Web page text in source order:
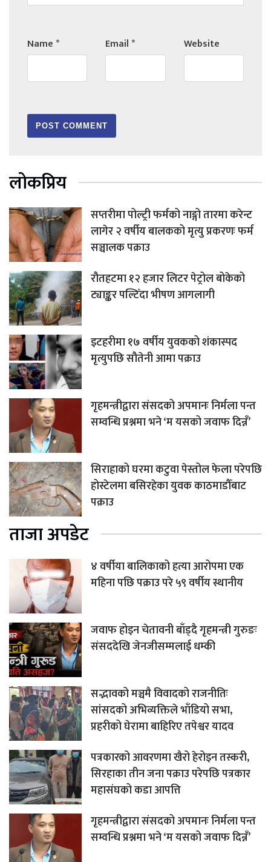
Name* Email* Website
लोकप्रिय
सप्तरीमा पोल्ट्री फर्मको नाङ्गो तारमा करेन्ट
लागेर २ वर्षीय बालकको मृत्यु प्रकरणः फर्म
सञ्चालक पक्राउ
रौतहटमा १२ हजार लिटर पेट्रोल बोकेको
ट्याङ्कर पल्टिँदा भीषण आगलागी
इटहरीमा १७ वर्षीय युवकको शंकास्पद
मृत्युपछि सौतेनी आमा पक्राउ
गृहमन्त्रीद्वारा संसदको अपमानः निर्मला पन्त
सम्वन्धि प्रश्नमा भने ‘म यसको जवाफ दिन्नँ’
सिराहाको घरमा कटुवा पेस्तोल फेला परेपछि
होस्टेलमा बसिरहेका युवक काठमाडौँबाट
पक्राउ
ताजा अपडेट
४ वर्षीया बालिकाको हत्या आरोपमा एक
महिना पछि पक्राउ परे ५९ वर्षीय स्थानीय
जवाफ होइन चेतावनी बाँड्दै गृहमन्त्री गुरुङः
संसददेखि जेनजीसम्मलाई धम्की
सद्भावको मञ्चमै विवादको राजनीतिः
सांसदको अभिव्यक्तिले भाँडियो सभा,
प्रहरीको घेरामा बाहिरिए तपेश्वर यादव
पत्रकारको आवरणमा खैरो हेरोइन तस्करी,
सिरहाका तीन जना पक्राउ परेपछि पत्रकार
महासंघको कडा आपत्ति
गृहमन्त्रीद्वारा संसदको अपमानः निर्मला पन्त
सम्वन्धि प्रश्नमा भने ‘म यसको जवाफ दिन्नँ’